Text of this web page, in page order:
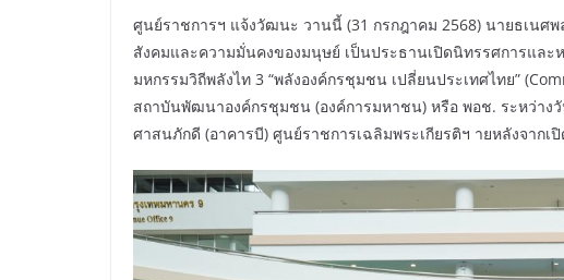
ศูนย์ราชการฯ แจ้งวัฒนะ วานนี้ (31 กรกฎาคม 2568) นายธเน
สังคมและความมั่นคงของมนุษย์ เป็นประธานเปิดนิทรรศการแ
มหกรรมวิถีพลังไท 3 “พลังองค์กรชุมชน เปลี่ยนประเทศไทย”
สถาบันพัฒนาองค์กรชุมชน (องค์การมหาชน) หรือ พอช. ระหว่าง
ศาสนภักดี (อาคารบี) ศูนย์ราชการเฉลิมพระเกียรติฯ ายหลังจากเ